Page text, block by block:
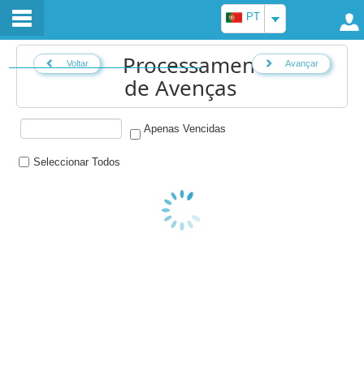
PT
Voltar Processamento
de Avenças
Avançar
Apenas Vencidas
Seleccionar Todos